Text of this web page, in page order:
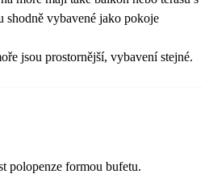
shodně vybavené jako pokoje
jsou prostornější, vybavení stejné.
polopenze formou bufetu.